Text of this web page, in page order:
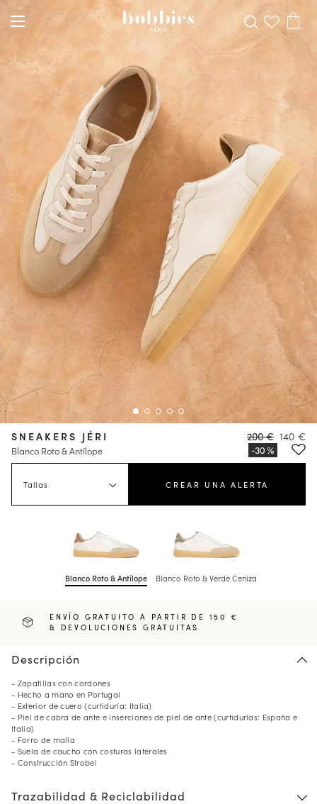
SNEAKERS JÉRI
Blanco Roto & Antílope
200 € 140 €
Tallas CREAR UNA ALERTA
Blanco Roto & Antílope Blanco Roto & Verde Ceniza
ENVÍO GRATUITO A PARTIR DE 150 €
& DEVOLUCIONES GRATUITAS
Descripción
- Zapatillas con cordones
- Hecho a mano en Portugal
- Exterior de cuero (curtiduría: Italia)
- Piel de cabra de ante e inserciones de piel de ante (curtidurías: España e
Italia)
- Forro de malla
- Suela de caucho con costuras laterales
- Construcción Strobel
Trazabilidad & Reciclabilidad